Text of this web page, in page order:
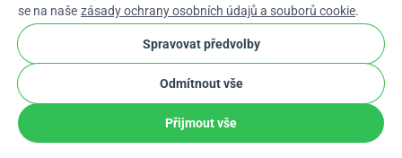
WhyDonate Soukromí a cookies
Obchodní podmínky
stripe check Ověřený Partner
se na naše zásady ochrany osobních údajů a souborů cookie.
Spravovat předvolby
Odmítnout vše
Přijmout vše